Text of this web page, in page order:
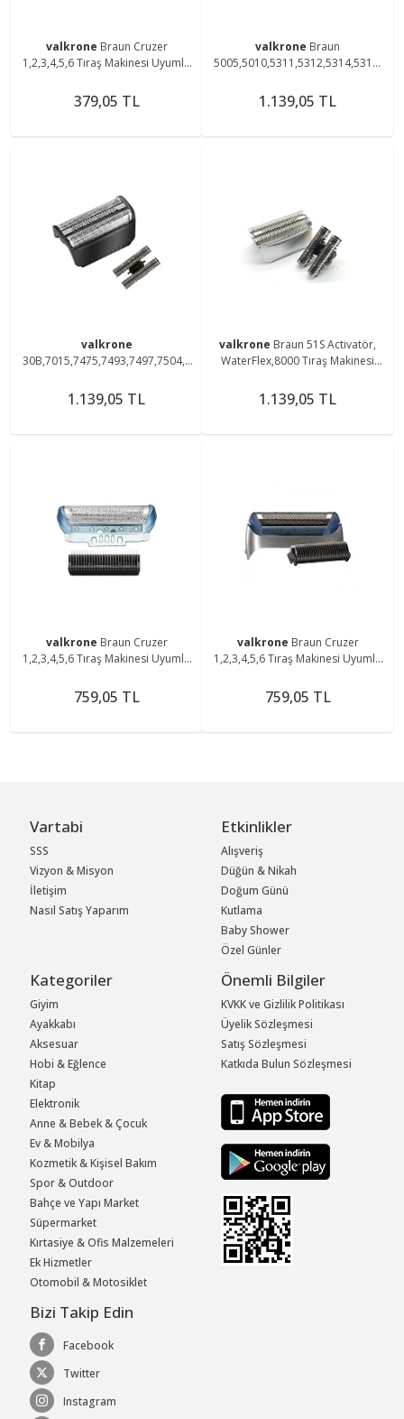
valkrone Braun Cruzer
1,2,3,4,5,6 Tıraş Makinesi Uyumlu
379,05 TL
valkrone Braun
5005,5010,5311,5312,5314,5317,
Elek Ve Bıçak Başlık
1.139,05 TL
valkrone
30B,7015,7475,7493,7497,7504,7
Elek Ve Bıçak Başlık
1.139,05 TL
valkrone Braun 51S Activatör,
WaterFlex,8000 Tıraş Makinesi
1.139,05 TL
valkrone Braun Cruzer
1,2,3,4,5,6 Tıraş Makinesi Uyumlu
759,05 TL
valkrone Braun Cruzer
1,2,3,4,5,6 Tıraş Makinesi Uyumlu
759,05 TL
Vartabi
SSS
Vizyon & Misyon
İletişim
Nasıl Satış Yaparım
Etkinlikler
Alışveriş
Düğün & Nikah
Doğum Günü
Kutlama
Baby Shower
Özel Günler
Kategoriler
Giyim
Ayakkabı
Aksesuar
Hobi & Eğlence
Kitap
Elektronik
Anne & Bebek & Çocuk
Ev & Mobilya
Kozmetik & Kişisel Bakım
Spor & Outdoor
Bahçe ve Yapı Market
Süpermarket
Kırtasiye & Ofis Malzemeleri
Ek Hizmetler
Otomobil & Motosiklet
Önemli Bilgiler
KVKK ve Gizlilik Politikası
Üyelik Sözleşmesi
Satış Sözleşmesi
Katkıda Bulun Sözleşmesi
Bizi Takip Edin
Facebook
Twitter
Instagram